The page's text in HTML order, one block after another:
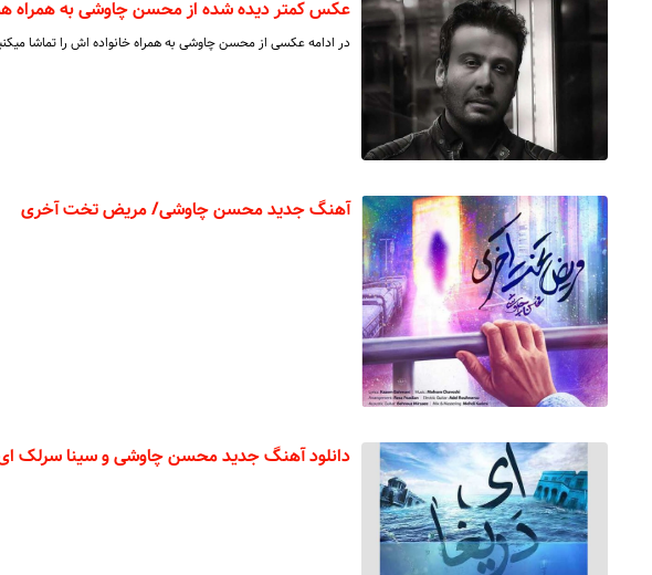
عکس کمتر دیده شده از محسن چاوشی به همراه
در ادامه عکسی از محسن چاوشی به همراه خانواده اش را تماشا
آهنگ جدید محسن چاوشی/ مریض تخت آخری
دانلود آهنگ جدید محسن چاوشی و سینا سرلک ای